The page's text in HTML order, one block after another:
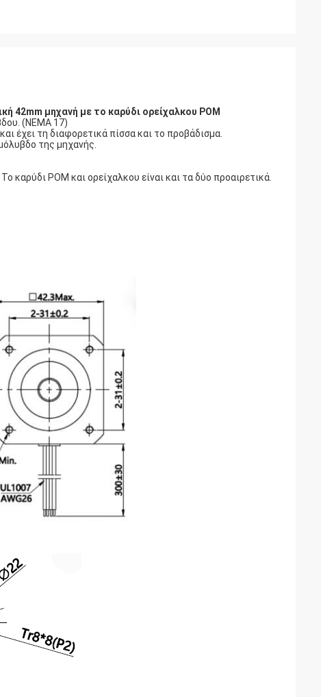
42mm μηχανή με το καρύδι ορείχαλκου POM
(NEMA 17)
έχει τη διαφορετικά πίσσα και το προβάδισμα.
της μηχανής.
καρύδι POM και ορείχαλκου είναι και τα δύο προαιρετικά.